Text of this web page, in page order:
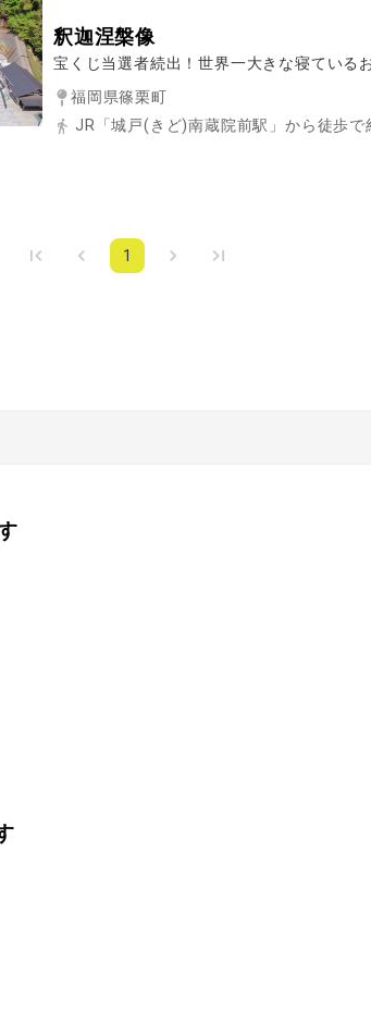
釈迦涅槃像
宝くじ当選者続出！世界一大きな寝ている
福岡県篠栗町
JR「城戸(きど)南蔵院前駅」から徒歩で
1